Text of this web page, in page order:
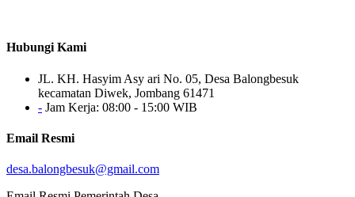
Hubungi Kami
JL. KH. Hasyim Asy ari No. 05, Desa Balongbesuk
kecamatan Diwek, Jombang 61471
- Jam Kerja: 08:00 - 15:00 WIB
Email Resmi
desa.balongbesuk@gmail.com